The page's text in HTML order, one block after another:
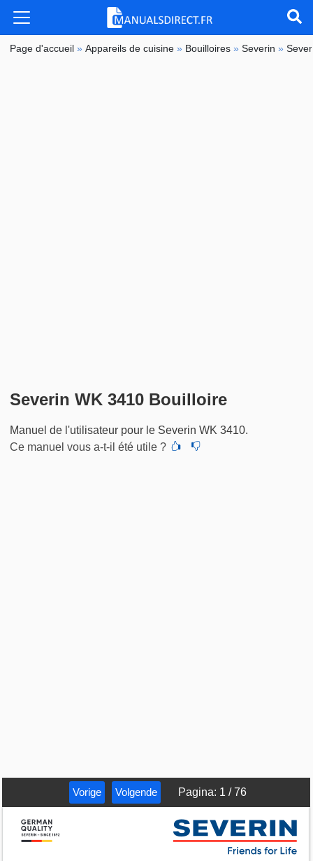
Page d'accueil »Appareils de cuisine » Bouilloires »Severin »
Severin WK 3410 Bouilloire
Manuel de l'utilisateur pour le Severin WK 3410.
Ce manuel vous a-t-il été utile ?
Vorige Volgende Pagina: 1 /76